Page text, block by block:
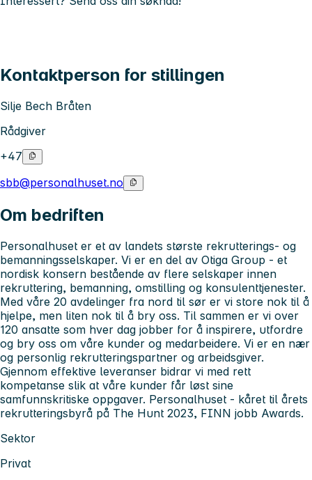
Kontaktperson for stillingen
Silje Bech Bråten
Rådgiver
+47
sbb@personalhuset.no
Om bedriften
Personalhuset er et av landets største rekrutterings- og
bemanningsselskaper. Vi er en del av Otiga Group - et
nordisk konsern bestående av flere selskaper innen
rekruttering, bemanning, omstilling og konsulenttjenester.
Med våre 20 avdelinger fra nord til sør er vi store nok til å
hjelpe, men liten nok til å bry oss. Til sammen er vi over
120 ansatte som hver dag jobber for å inspirere, utfordre
og bry oss om våre kunder og medarbeidere. Vi er en nær
og personlig rekrutteringspartner og arbeidsgiver.
Gjennom effektive leveranser bidrar vi med rett
kompetanse slik at våre kunder får løst sine
samfunnskritiske oppgaver. Personalhuset - kåret til årets
rekrutteringsbyrå på The Hunt 2023, FINN jobb Awards.
Sektor
Privat